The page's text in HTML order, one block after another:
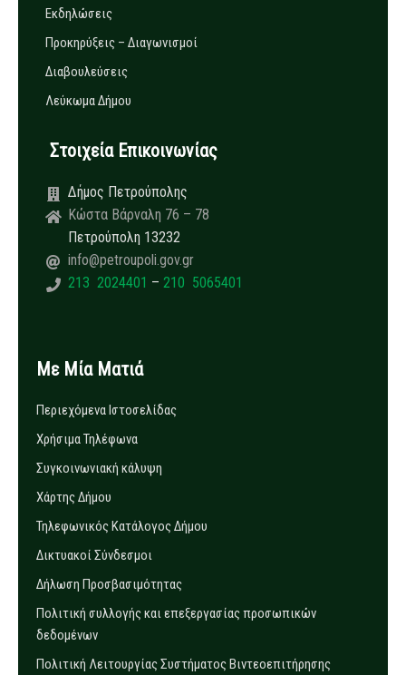
Εκδηλώσεις
Προκηρύξεις – Διαγωνισμοί
Διαβουλεύσεις
Λεύκωμα Δήμου
Στοιχεία Επικοινωνίας
Δήμος Πετρούπολης
Κώστα Βάρναλη 76 – 78
Πετρούπολη 13232
info@petroupoli.gov.gr
213 2024401 – 210 5065401
Με Μία Ματιά
Περιεχόμενα Ιστοσελίδας
Χρήσιμα Τηλέφωνα
Συγκοινωνιακή κάλυψη
Χάρτης Δήμου
Τηλεφωνικός Κατάλογος Δήμου
Δικτυακοί Σύνδεσμοι
Δήλωση Προσβασιμότητας
Πολιτική συλλογής και επεξεργασίας προσωπικών
δεδομένων
Πολιτική Λειτουργίας Συστήματος Βιντεοεπιτήρησης